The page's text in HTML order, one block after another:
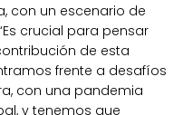
con un escenario de
crucial para pensar
de esta
frente a desafíos
con una pandemia
y tenemos que